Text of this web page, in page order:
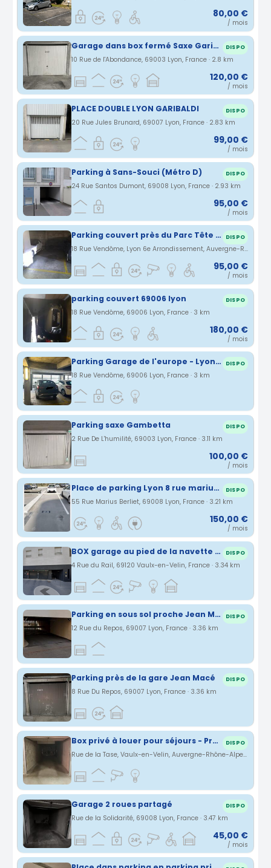
80,00 €
/ mois
Garage dans box fermé Saxe Garibaldi DISPO
10 Rue de l'Abondance, 69003 Lyon, France · 2.8 km
120,00 €
/ mois
PLACE DOUBLE LYON GARIBALDI DISPO
20 Rue Jules Brunard, 69007 Lyon, France · 2.83 km
99,00 €
/ mois
Parking à Sans-Souci (Métro D) DISPO
24 Rue Santos Dumont, 69008 Lyon, France · 2.93 km
95,00 €
/ mois
Parking couvert près du Parc Tête d'Or DISPO
18 Rue Vendôme, Lyon 6e Arrondissement, Auvergne-Rhône-Alpes, France · 2.99 km
95,00 €
/ mois
parking couvert 69006 lyon DISPO
18 Rue Vendôme, 69006 Lyon, France · 3 km
180,00 €
/ mois
Parking Garage de l'europe - Lyon 06 DISPO
18 Rue Vendôme, 69006 Lyon, France · 3 km
Parking saxe Gambetta DISPO
2 Rue De L'humilité, 69003 Lyon, France · 3.11 km
100,00 €
/ mois
Place de parking Lyon 8 rue marius berliet DISPO
55 Rue Marius Berliet, 69008 Lyon, France · 3.21 km
150,00 €
/ mois
BOX garage au pied de la navette AEROPORT ,du tram gare lyon Part dieu et navette eurexpo DISPO
4 Rue du Rail, 69120 Vaulx-en-Velin, France · 3.34 km
Parking en sous sol proche Jean Macé DISPO
12 Rue du Repos, 69007 Lyon, France · 3.36 km
Parking près de la gare Jean Macé DISPO
8 Rue Du Repos, 69007 Lyon, France · 3.36 km
Box privé à louer pour séjours - Proximité aéroport de Lyon et gare Lyon Part Dieu (69) DISPO
Rue de la Tase, Vaulx-en-Velin, Auvergne-Rhône-Alpes, France · 3.44 km
Garage 2 roues partagé DISPO
Rue de la Solidarité, 69008 Lyon, France · 3.47 km
45,00 €
/ mois